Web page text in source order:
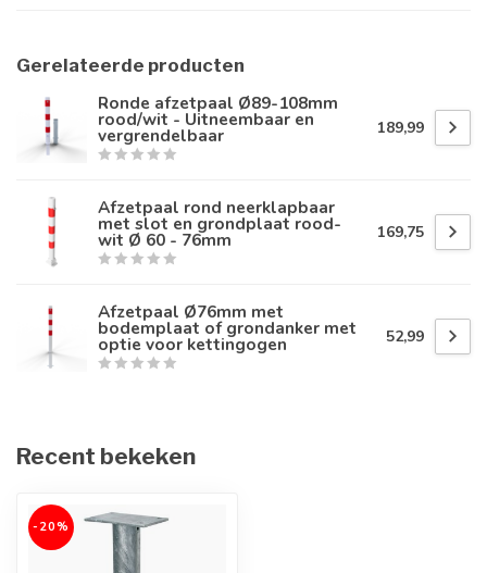
Gerelateerde producten
Ronde afzetpaal Ø89-108mm
rood/wit - Uitneembaar en
vergrendelbaar 189,99
Afzetpaal rond neerklapbaar
met slot en grondplaat rood-
wit Ø 60 - 76mm 169,75
Afzetpaal Ø76mm met
bodemplaat of grondanker met
optie voor kettingogen 52,99
Recent bekeken
-20%